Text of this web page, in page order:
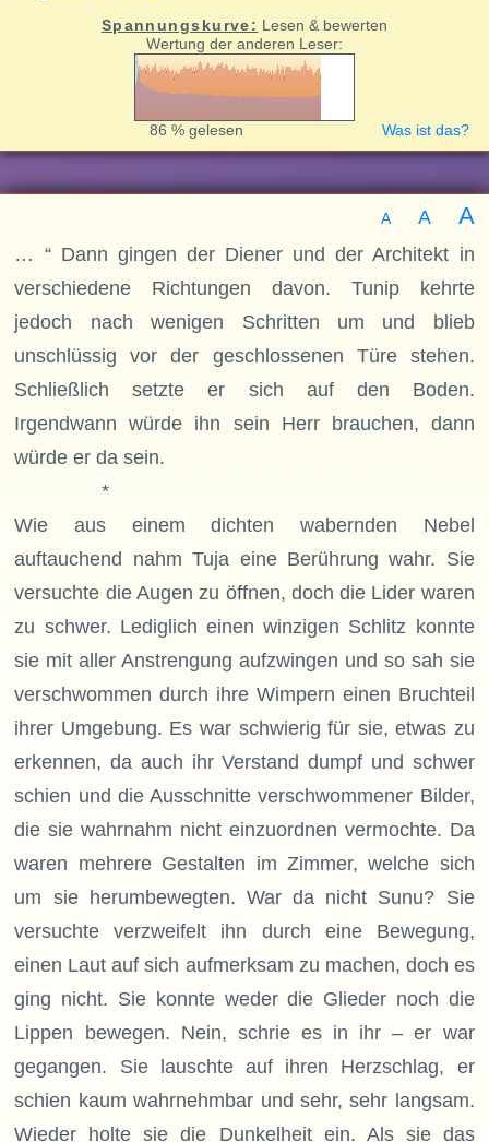
Spannungskurve: Lesen & bewerten
Wertung der anderen Leser:
86 % gelesen Was ist das?
A A A
… “ Dann gingen der Diener und der Architekt in
verschiedene Richtungen davon. Tunip kehrte
jedoch nach wenigen Schritten um und blieb
unschlüssig vor der geschlossenen Türe stehen.
Schließlich setzte er sich auf den Boden.
Irgendwann würde ihn sein Herr brauchen, dann
würde er da sein.
*
Wie aus einem dichten wabernden Nebel
auftauchend nahm Tuja eine Berührung wahr. Sie
versuchte die Augen zu öffnen, doch die Lider waren
zu schwer. Lediglich einen winzigen Schlitz konnte
sie mit aller Anstrengung aufzwingen und so sah sie
verschwommen durch ihre Wimpern einen Bruchteil
ihrer Umgebung. Es war schwierig für sie, etwas zu
erkennen, da auch ihr Verstand dumpf und schwer
schien und die Ausschnitte verschwommener Bilder,
die sie wahrnahm nicht einzuordnen vermochte. Da
waren mehrere Gestalten im Zimmer, welche sich
um sie herumbewegten. War da nicht Sunu? Sie
versuchte verzweifelt ihn durch eine Bewegung,
einen Laut auf sich aufmerksam zu machen, doch es
ging nicht. Sie konnte weder die Glieder noch die
Lippen bewegen. Nein, schrie es in ihr – er war
gegangen. Sie lauschte auf ihren Herzschlag, er
schien kaum wahrnehmbar und sehr, sehr langsam.
Wieder holte sie die Dunkelheit ein. Als sie das